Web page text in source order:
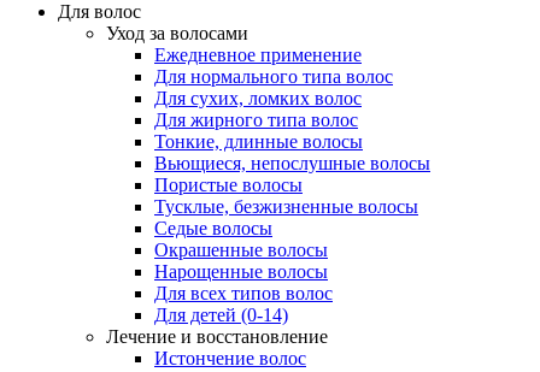
Для волос
Уход за волосами
Ежедневное применение
Для нормального типа волос
Для сухих, ломких волос
Для жирного типа волос
Тонкие, длинные волосы
Вьющиеся, непослушные волосы
Пористые волосы
Тусклые, безжизненные волосы
Седые волосы
Окрашенные волосы
Нарощенные волосы
Для всех типов волос
Для детей (0-14)
Лечение и восстановление
Истончение волос